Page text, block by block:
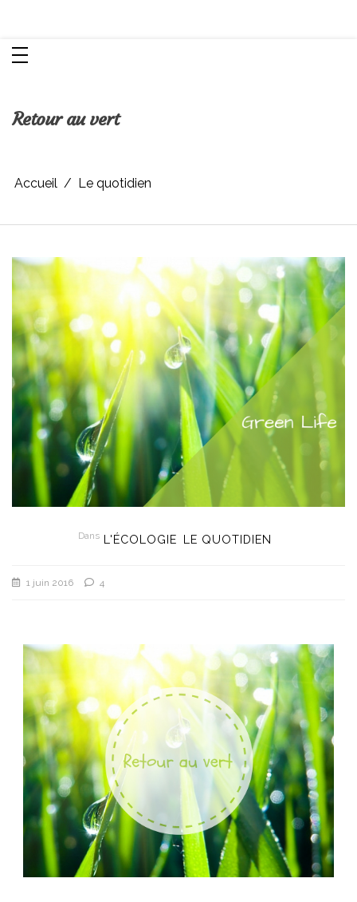
Retour au vert
Accueil Le quotidien
Dans L'ÉCOLOGIE LE QUOTIDIEN
1 juin 2016 4